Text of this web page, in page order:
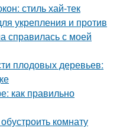
стиль хай-тек
укрепления и против
справилась с моей
плодовых деревьев:
как правильно
комнату